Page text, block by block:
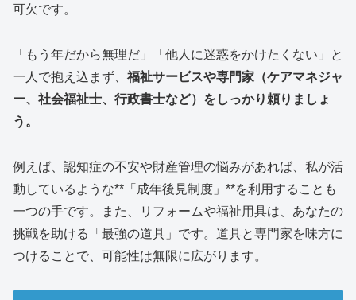
可欠です。
「もう年だから無理だ」「他人に迷惑をかけたくない」と
一人で抱え込まず、 福祉サービスや専門家（ケアマネジャ
ー、社会福祉士、行政書士など）をしっかり頼りましょ
う。
例えば、認知症の不安や財産管理の悩みがあれば、私が活
動しているような**「成年後見制度」**を利用することも
一つの手です。また、リフォームや福祉用具は、あなたの
挑戦を助ける「最強の道具」です。道具と専門家を味方に
つけることで、可能性は無限に広がります。